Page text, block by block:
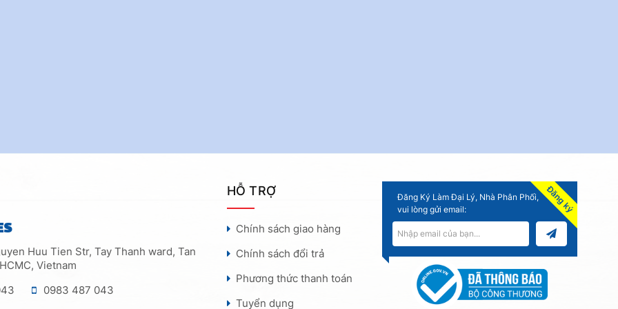
Huu Tien Str, Tay Thanh ward, Tan
Vietnam
0983 487 043
HỖ TRỢ
Chính sách giao hàng
Chính sách đổi trả
Phương thức thanh toán
Tuyển dụng
Đăng Ký Làm Đại Lý, Nhà Phân Phối,
vui lòng gửi email:
Đăng ký